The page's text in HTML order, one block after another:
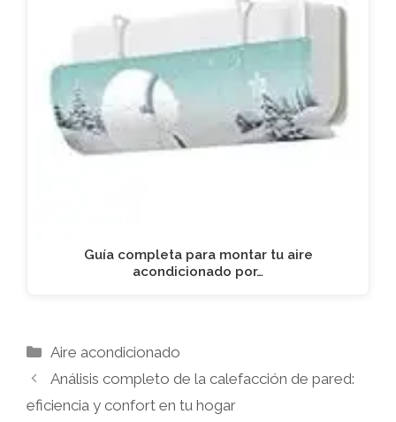
Guía completa para montar tu aire
acondicionado por…
Categorías
Aire acondicionado
Análisis completo de la calefacción de pared:
eficiencia y confort en tu hogar